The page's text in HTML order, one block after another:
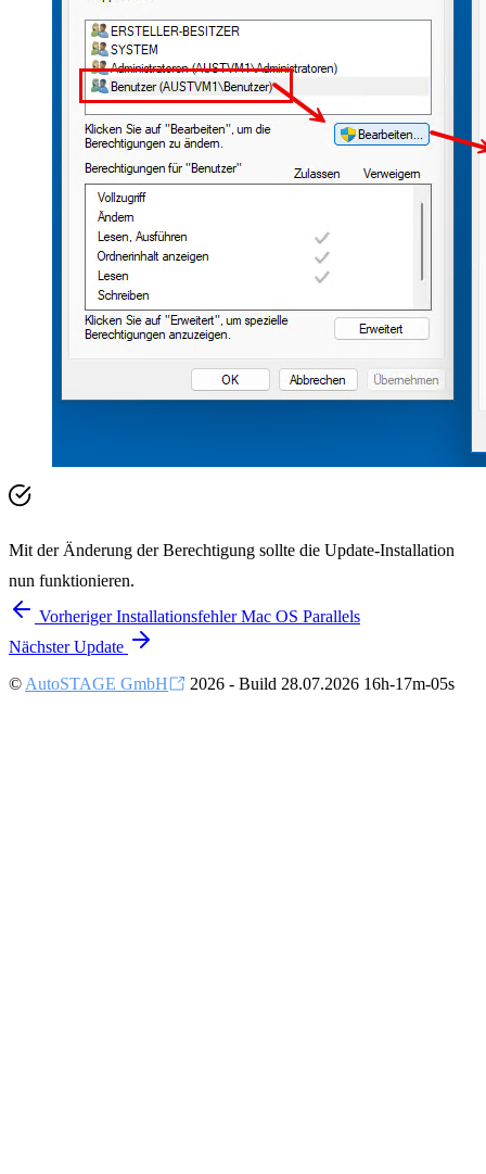
Mit der Änderung der Berechtigung sollte die Update-Installation
nun funktionieren.
Vorheriger Installationsfehler Mac OS Parallels
Nächster Update
© AutoSTAGE GmbH 2026 - Build 28.07.2026 16h-17m-05s